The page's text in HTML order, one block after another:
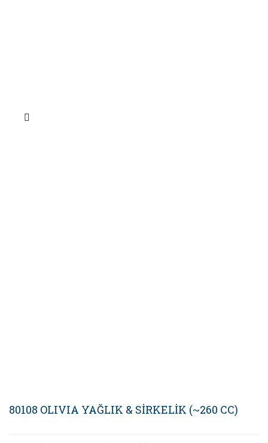
80108 OLIVIA YAĞLIK & SİRKELİK (~260 CC)